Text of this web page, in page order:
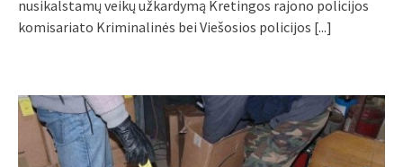
nusikalstamų veikų užkardymą Kretingos rajono policijos
komisariato Kriminalinės bei Viešosios policijos [...]